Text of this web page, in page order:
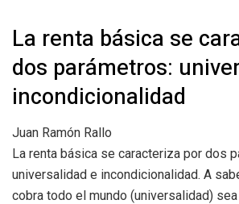
La renta básica se
dos parámetros:
incondicionalidad
Juan Ramón Rallo
La renta básica se caracteriza por dos
universalidad e incondicionalidad. A
cobra todo el mundo (universalidad)